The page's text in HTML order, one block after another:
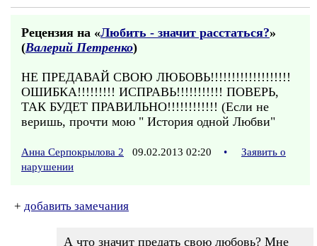
Рецензия на «Любить - значит расстаться?»
(Валерий Петренко)
НЕ ПРЕДАВАЙ СВОЮ ЛЮБОВЬ!!!!!!!!!!!!!!!!!!!
ОШИБКА!!!!!!!!! ИСПРАВЬ!!!!!!!!!!! ПОВЕРЬ,
ТАК БУДЕТ ПРАВИЛЬНО!!!!!!!!!!!! (Если не
веришь, прочти мою " История одной Любви"
Анна Серпокрылова 2 09.02.2013 02:20 •
Заявить о
нарушении
+ добавить замечания
А что значит предать свою любовь? Мне